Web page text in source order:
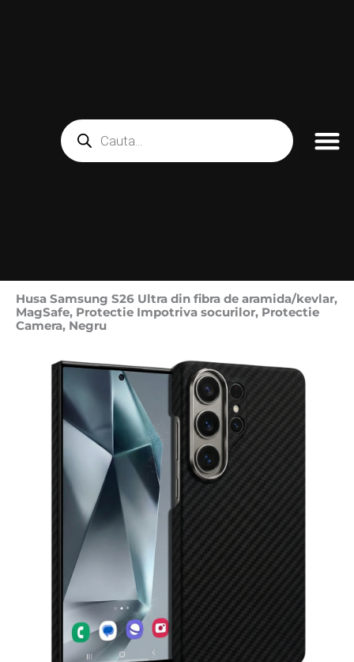
Products
search
Husa Samsung S26 Ultra din fibra de aramida/kevlar,
MagSafe, Protectie Impotriva socurilor, Protectie
Camera, Negru